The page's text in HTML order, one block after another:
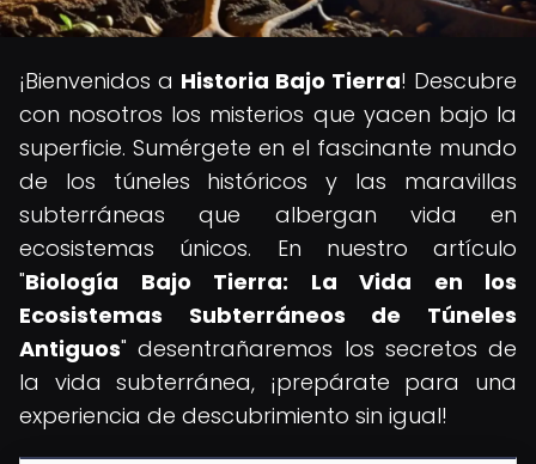
¡Bienvenidos a Historia Bajo Tierra! Descubre
con nosotros los misterios que yacen bajo la
superficie. Sumérgete en el fascinante mundo
de los túneles históricos y las maravillas
subterráneas que albergan vida en
ecosistemas únicos. En nuestro artículo
"Biología Bajo Tierra: La Vida en los
Ecosistemas Subterráneos de Túneles
Antiguos" desentrañaremos los secretos de
la vida subterránea, ¡prepárate para una
experiencia de descubrimiento sin igual!